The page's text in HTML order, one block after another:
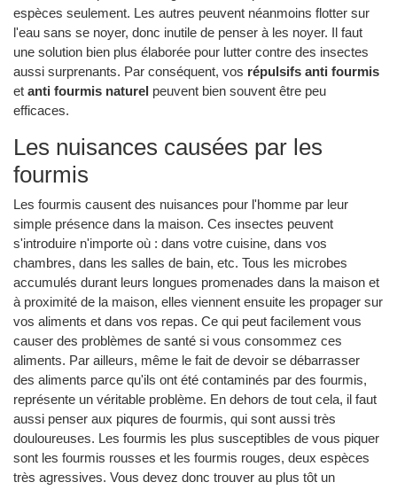
espèces seulement. Les autres peuvent néanmoins flotter sur
l'eau sans se noyer, donc inutile de penser à les noyer. Il faut
une solution bien plus élaborée pour lutter contre des insectes
aussi surprenants. Par conséquent, vos répulsifs anti fourmis
et anti fourmis naturel peuvent bien souvent être peu
efficaces.
Les nuisances causées par les
fourmis
Les fourmis causent des nuisances pour l'homme par leur
simple présence dans la maison. Ces insectes peuvent
s'introduire n'importe où : dans votre cuisine, dans vos
chambres, dans les salles de bain, etc. Tous les microbes
accumulés durant leurs longues promenades dans la maison et
à proximité de la maison, elles viennent ensuite les propager sur
vos aliments et dans vos repas. Ce qui peut facilement vous
causer des problèmes de santé si vous consommez ces
aliments. Par ailleurs, même le fait de devoir se débarrasser
des aliments parce qu'ils ont été contaminés par des fourmis,
représente un véritable problème. En dehors de tout cela, il faut
aussi penser aux piqures de fourmis, qui sont aussi très
douloureuses. Les fourmis les plus susceptibles de vous piquer
sont les fourmis rousses et les fourmis rouges, deux espèces
très agressives. Vous devez donc trouver au plus tôt un